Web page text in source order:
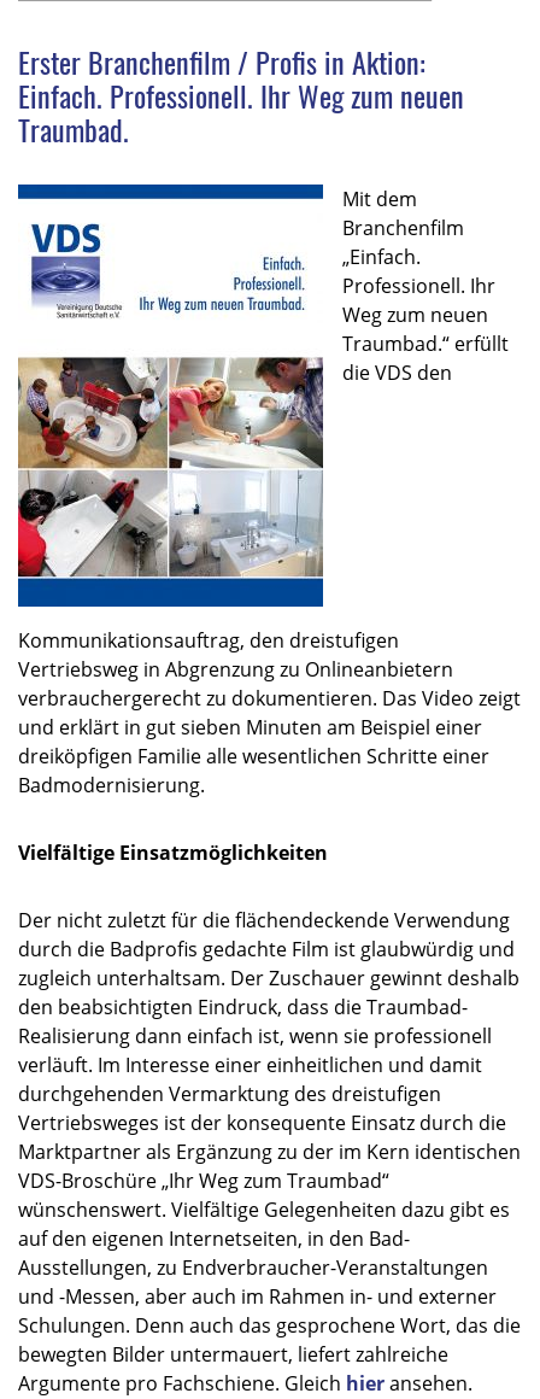
Erster Branchenfilm / Profis in Aktion:
Einfach. Professionell. Ihr Weg zum neuen
Traumbad.
Mit dem
Branchenfilm
„Einfach.
Professionell. Ihr
Weg zum neuen
Traumbad.“ erfüllt
die VDS den
Kommunikationsauftrag, den dreistufigen
Vertriebsweg in Abgrenzung zu Onlineanbietern
verbrauchergerecht zu dokumentieren. Das Video zeigt
und erklärt in gut sieben Minuten am Beispiel einer
dreiköpfigen Familie alle wesentlichen Schritte einer
Badmodernisierung.
Vielfältige Einsatzmöglichkeiten
Der nicht zuletzt für die flächendeckende Verwendung
durch die Badprofis gedachte Film ist glaubwürdig und
zugleich unterhaltsam. Der Zuschauer gewinnt deshalb
den beabsichtigten Eindruck, dass die Traumbad-
Realisierung dann einfach ist, wenn sie professionell
verläuft. Im Interesse einer einheitlichen und damit
durchgehenden Vermarktung des dreistufigen
Vertriebsweges ist der konsequente Einsatz durch die
Marktpartner als Ergänzung zu der im Kern identischen
VDS-Broschüre „Ihr Weg zum Traumbad“
wünschenswert. Vielfältige Gelegenheiten dazu gibt es
auf den eigenen Internetseiten, in den Bad-
Ausstellungen, zu Endverbraucher-Veranstaltungen
und -Messen, aber auch im Rahmen in- und externer
Schulungen. Denn auch das gesprochene Wort, das die
bewegten Bilder untermauert, liefert zahlreiche
Argumente pro Fachschiene. Gleich hieransehen.